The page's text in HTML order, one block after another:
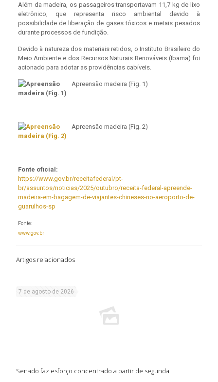
Além da madeira, os passageiros transportavam 11,7 kg de lixo
eletrônico, que representa risco ambiental devido à
possibilidade de liberação de gases tóxicos e metais pesados
durante processos de fundição.
Devido à natureza dos materiais retidos, o Instituto Brasileiro do
Meio Ambiente e dos Recursos Naturais Renováveis (Ibama) foi
acionado para adotar as providências cabíveis.
Apreensão madeira (Fig. 1)
Apreensão madeira (Fig. 2)
Fonte oficial:
https://www.gov.br/receitafederal/pt-
br/assuntos/noticias/2025/outubro/receita-federal-apreende-
madeira-em-bagagem-de-viajantes-chineses-no-aeroporto-de-
guarulhos-sp
Fonte:
www.gov.br
Artigos relacionados
7 de agosto de 2026
Senado faz esforço concentrado a partir de segunda